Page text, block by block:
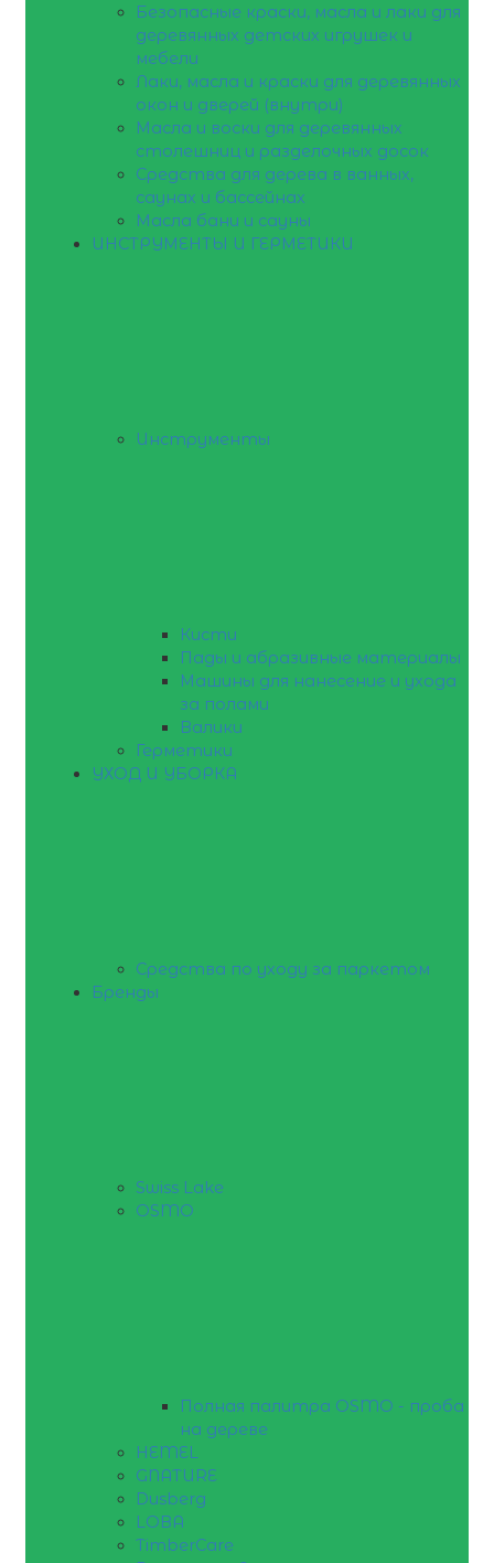
Безопасные краски, масла и лаки для
деревянных детских игрушек и
мебели
Лаки, масла и краски для деревянных
окон и дверей (внутри)
Масла и воски для деревянных
столешниц и разделочных досок
Средства для дерева в ванных,
саунах и бассейнах
Масла бани и сауны
ИНСТРУМЕНТЫ И ГЕРМЕТИКИ
Инструменты
Кисти
Пады и абразивные материалы
Машины для нанесение и ухода
за полами
Валики
Герметики
УХОД И УБОРКА
Средства по уходу за паркетом
Бренды
Swiss Lake
OSMO
Полная палитра OSMO - проба
на дереве
HEMEL
GNATURE
Dusberg
LOBA
TimberCare